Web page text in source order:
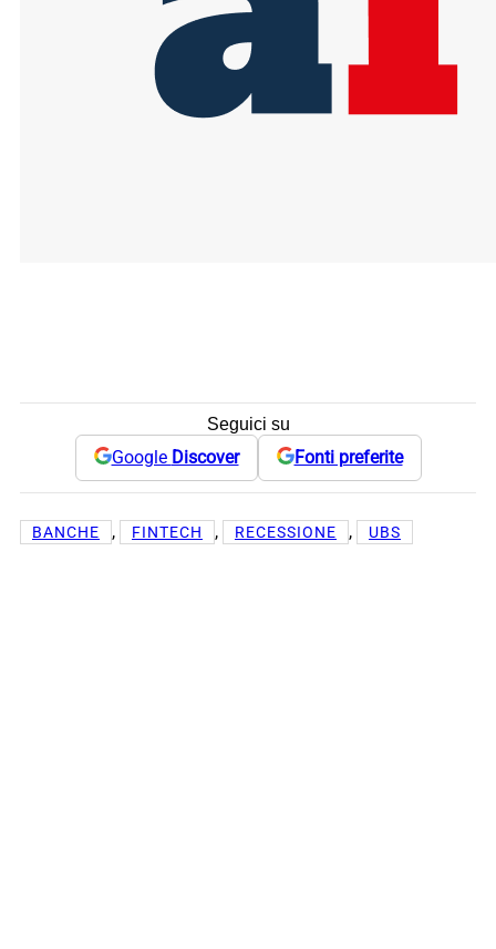
Seguici su
Google Discover Fonti preferite
BANCHE , FINTECH , RECESSIONE , UBS